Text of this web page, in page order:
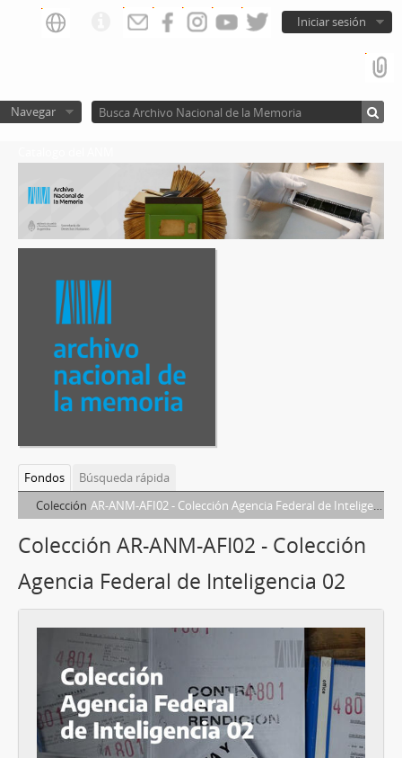
Iniciar sesión
Navegar
Fondos
Búsqueda rápida
Colección AR-ANM-AFI02 - Colección Agencia Federal de Inteligencia 02
Colección AR-ANM-AFI02 - Colección
Agencia Federal de Inteligencia 02